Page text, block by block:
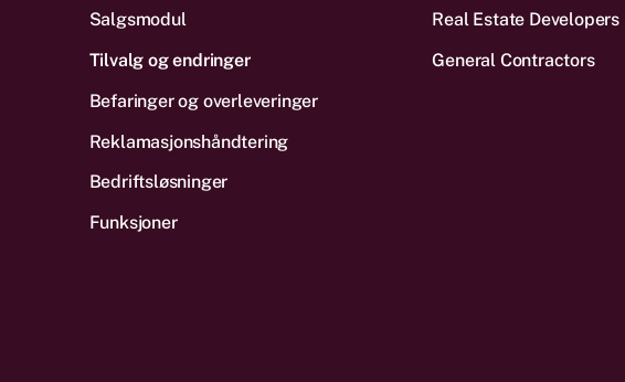
Salgsmodul
Tilvalg og endringer
Befaringer og overleveringer
Reklamas­jonshåndtering
Bedriftsløsninger
Funksjoner
Real Estate Developers
General Contractors